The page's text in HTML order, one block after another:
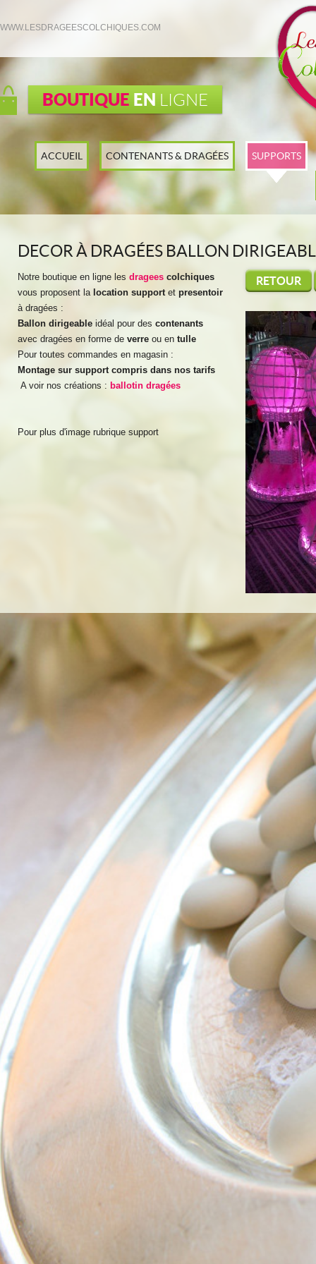
WWW.LESDRAGEESCOLCHIQUES.COM
BOUTIQUE EN LIGNE
ACCUEIL CONTENANTS & DRAGÉES SUPPORTS
DECOR À DRAGÉES BALLON
RETOUR
Notre boutique en ligne les dragees colchiques
vous proposent la location support et presentoir
à dragées :
Ballon dirigeableidéal pour des contenants
avec dragées en forme de verreou en tulle
Pour toutes commandes en magasin :
Montage sur support compris dans nos tarifs
A voir nos créations : ballotin dragées
Pour plus d'image rubrique support